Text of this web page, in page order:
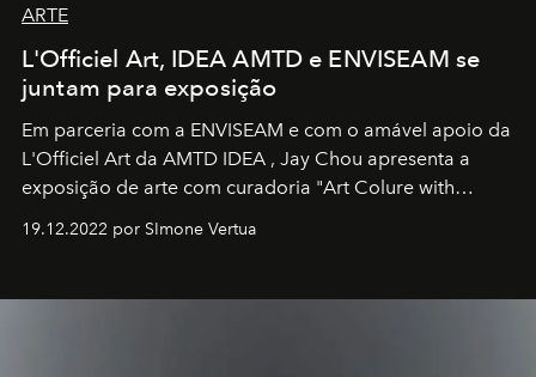
ARTE
L'Officiel Art, IDEA AMTD e ENVISEAM se
juntam para exposição
Em parceria com a ENVISEAM e com o amável apoio da
L'Officiel Art da AMTD IDEA , Jay Chou apresenta a
exposição de arte com curadoria "Art Colure with
19.12.2022 por SImone Vertua